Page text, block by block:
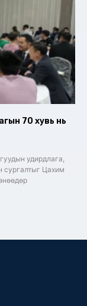
70 хувь нь
удирдлага,
сургалтыг Цахим